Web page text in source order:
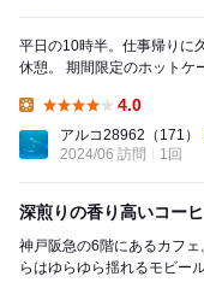
平日の10時半。仕事帰りに
休憩。 期間限定のホットケーキとコーヒゼリーのラムレーズンアイス添
4.0
アルコ28962 （171）
2024/06 訪問
1回
深煎りの香り高いコー
神戸阪急の6階にあるカフェ。 上品なゴールドを基調とした店内、天
らはゆらゆら揺れるモビール。 数量限定の季節の御弁当やオーダ